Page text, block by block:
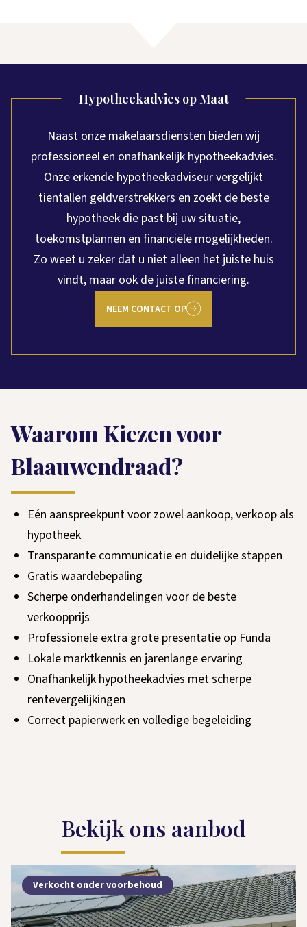
Hypotheekadvies op Maat
Naast onze makelaarsdiensten bieden wij
professioneel en onafhankelijk hypotheekadvies.
Onze erkende hypotheekadviseur vergelijkt
tientallen geldverstrekkers en zoekt de beste
hypotheek die past bij uw situatie,
toekomstplannen en financiële mogelijkheden.
Zo weet u zeker dat u niet alleen het juiste huis
vindt, maar ook de juiste financiering.
NEEM CONTACT OP
Waarom Kiezen voor
Blaauwendraad?
Eén aanspreekpunt voor zowel aankoop, verkoop als
hypotheek
Transparante communicatie en duidelijke stappen
Gratis waardebepaling
Scherpe onderhandelingen voor de beste
verkoopprijs
Professionele extra grote presentatie op Funda
Lokale marktkennis en jarenlange ervaring
Onafhankelijk hypotheekadvies met scherpe
rentevergelijkingen
Correct papierwerk en volledige begeleiding
Bekijk ons aanbod
Verkocht onder voorbehoud